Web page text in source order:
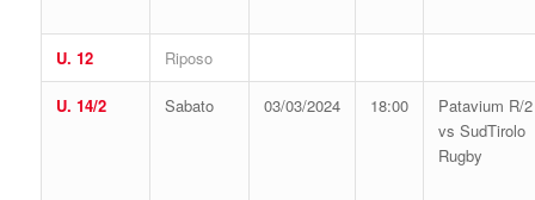
U. 12 Riposo
U. 14/2 Sabato 03/03/2024 18:00
Patavium R/2
vs SudTirolo
Rugby